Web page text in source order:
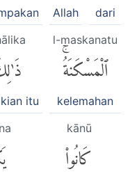
dari
Allah
l-maskanatu
ٱلْمَسْكَنَةُۚ
kelemahan
itu
kānū
كَانُوا۟